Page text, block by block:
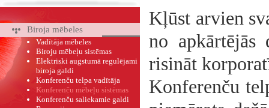
Biroja mēbeles
Vadītāja mēbeles
Biroju mēbeļu sistēmas
Elektriski augstumā regulējami
biroja galdi
Konferenču telpa vadītāja
Konferenču mēbeļu sistēmas
Konferenču saliekamie galdi
Kļūst arvien
no apkārtējās
risināt
Konferenču